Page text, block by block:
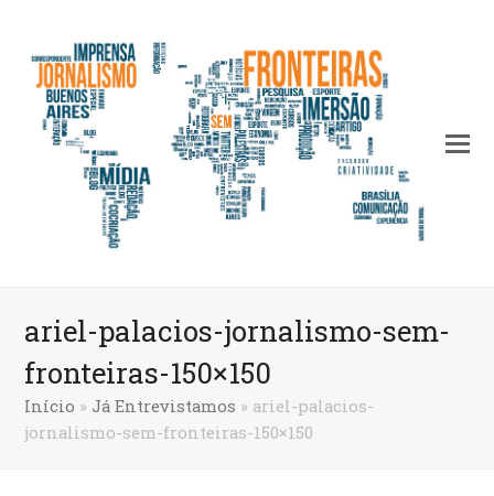
ariel-palacios-jornalismo-sem-
fronteiras-150×150
Início »Já Entrevistamos » ariel-palacios-
jornalismo-sem-fronteiras-150×150